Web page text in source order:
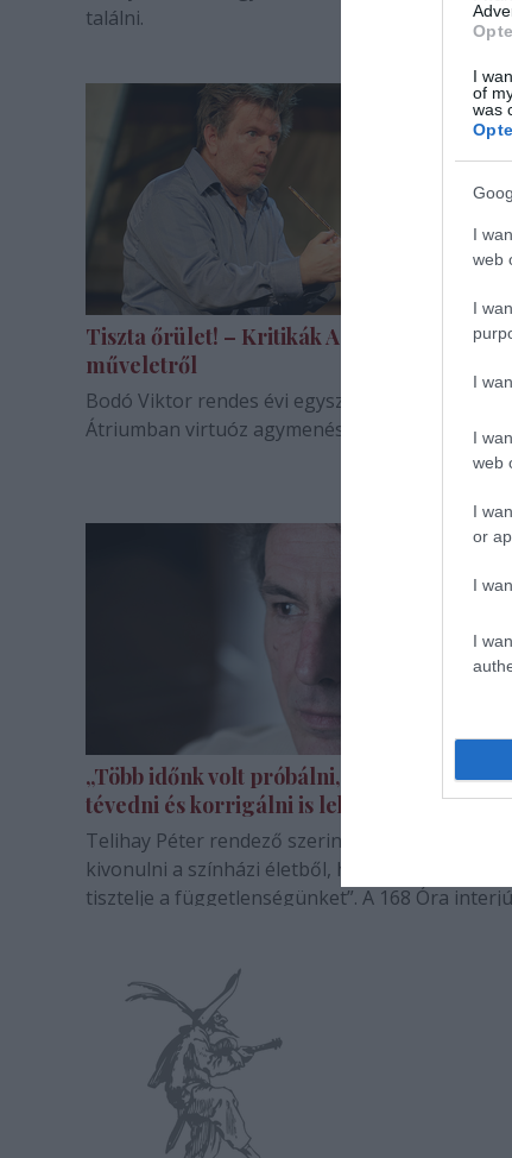
I
of
was
I
web
I
I
I
web
I
or
I
I
találni.
Tiszta őrület! – Kritikák A Krakken
műveletről
Bodó Viktor rendes évi egyszeri hazai rendezése
Átriumban virtuóz agymenés pazar színészi
„Több időnk volt próbálni, kísérletezni, sőt
tévedni és korrigálni is lehetett”
Telihay Péter rendező szerint „a politika akkor
kivonulni a színházi életből, ha kényszerítjük,
tisztelje a függetlenségünket”. A 168 Óra